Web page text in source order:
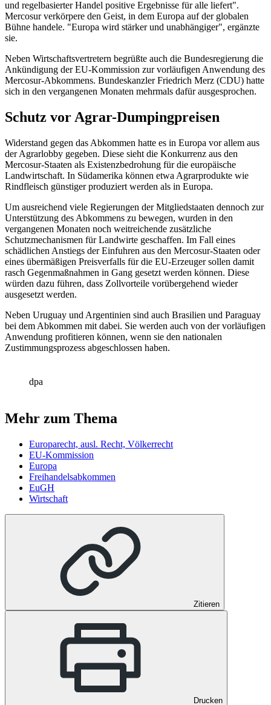
und regelbasierter Handel positive Ergebnisse für alle liefert".
Mercosur verkörpere den Geist, in dem Europa auf der globalen
Bühne handele. "Europa wird stärker und unabhängiger", ergänzte
sie.
Neben Wirtschaftsvertretern begrüßte auch die Bundesregierung die
Ankündigung der EU-Kommission zur vorläufigen Anwendung des
Mercosur-Abkommens. Bundeskanzler Friedrich Merz (CDU) hatte
sich in den vergangenen Monaten mehrmals dafür ausgesprochen.
Schutz vor Agrar-Dumpingpreisen
Widerstand gegen das Abkommen hatte es in Europa vor allem aus
der Agrarlobby gegeben. Diese sieht die Konkurrenz aus den
Mercosur-Staaten als Existenzbedrohung für die europäische
Landwirtschaft. In Südamerika können etwa Agrarprodukte wie
Rindfleisch günstiger produziert werden als in Europa.
Um ausreichend viele Regierungen der Mitgliedstaaten dennoch zur
Unterstützung des Abkommens zu bewegen, wurden in den
vergangenen Monaten noch weitreichende zusätzliche
Schutzmechanismen für Landwirte geschaffen. Im Fall eines
schädlichen Anstiegs der Einfuhren aus den Mercosur-Staaten oder
eines übermäßigen Preisverfalls für die EU-Erzeuger sollen damit
rasch Gegenmaßnahmen in Gang gesetzt werden können. Diese
würden dazu führen, dass Zollvorteile vorübergehend wieder
ausgesetzt werden.
Neben Uruguay und Argentinien sind auch Brasilien und Paraguay
bei dem Abkommen mit dabei. Sie werden auch von der vorläufigen
Anwendung profitieren können, wenn sie den nationalen
Zustimmungsprozess abgeschlossen haben.
dpa
Mehr zum Thema
Europarecht, ausl. Recht, Völkerrecht
EU-Kommission
Europa
Freihandelsabkommen
EuGH
Wirtschaft
Zitieren
Drucken